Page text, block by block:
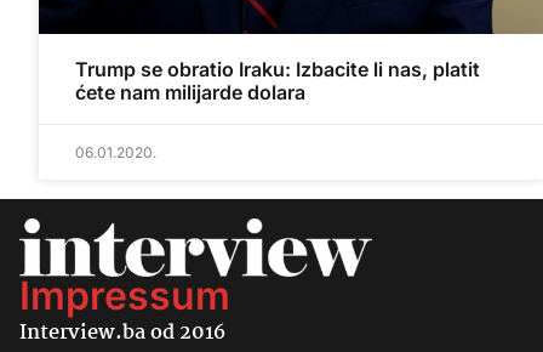
Trump se obratio Iraku: Izbacite li nas, platit
ćete nam milijarde dolara
06.01.2020.
Impressum
Interview.ba od 2016